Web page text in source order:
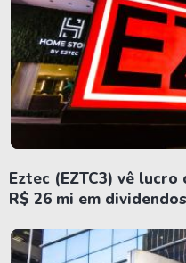
Eztec (EZTC3) vê
R$ 26 mi em dividendos